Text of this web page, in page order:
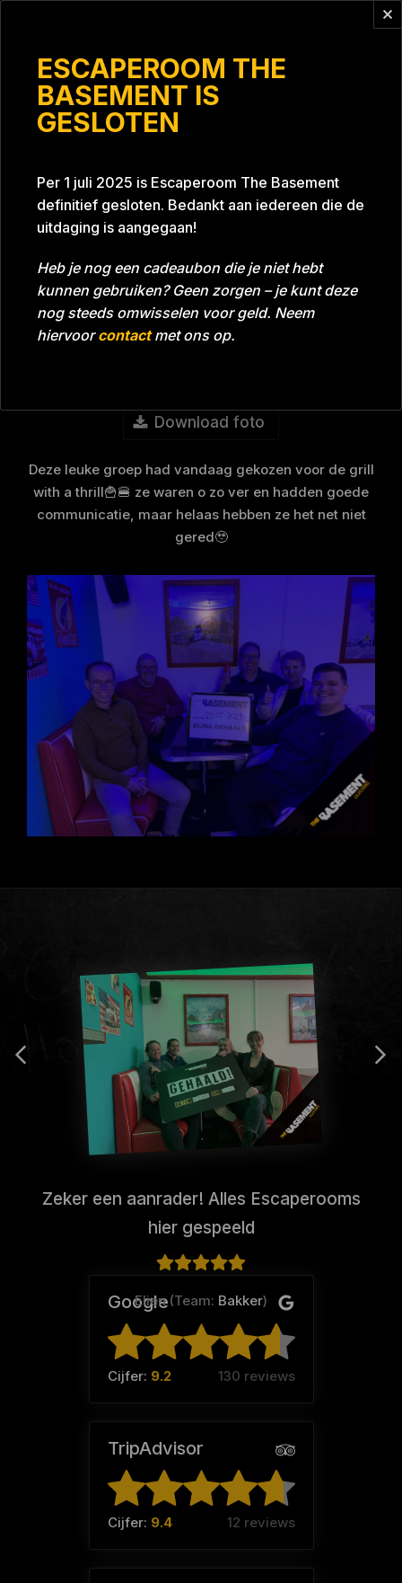
ESCAPEROOM THE
BASEMENT IS
GESLOTEN
Per 1 juli 2025 is Escaperoom The Basement
definitief gesloten. Bedankt aan iedereen die de
uitdaging is aangegaan!
Heb je nog een cadeaubon die je niet hebt
kunnen gebruiken? Geen zorgen – je kunt deze
nog steeds omwisselen voor geld. Neem
hiervoorcontactmet ons op.
Tijd Bijna gehaald Datum 25-01-2023
Room Grill With A Thrill
Download foto
Deze leuke groep had vandaag gekozen voor de grill
with a thrill🍟🍔 ze waren o zo ver en hadden goede
communicatie, maar helaas hebben ze het net niet
gered🥹
Zeker een aanrader! Alles Escaperooms
hier gespeeld
Elien (Team: Bakker)
Google
Cijfer: 9.2 130 reviews
TripAdvisor
Cijfer: 9.4 12 reviews